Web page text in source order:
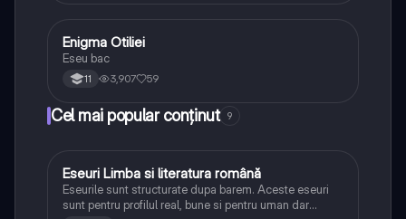
Limba și literatura română
Enigma Otiliei
Eseu bac
11 3,907 59
Cel mai popular conținut 9
Limba și literatura română
Eseuri Limba si literatura română
Eseurile sunt structurate dupa barem. Aceste eseuri
sunt pentru profilul real, bune si pentru uman dar